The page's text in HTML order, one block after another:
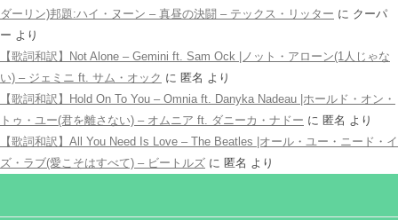
ダーリン)邦題:ハイ・ヌーン – 真昼の決闘 – テックス・リッター に クーパ
ー より
【歌詞和訳】Not Alone – Gemini ft. Sam Ock |ノット・アローン(1人じゃな
い) – ジェミニ ft. サム・オック に 匿名 より
【歌詞和訳】Hold On To You – Omnia ft. Danyka Nadeau |ホールド・オン・
トゥ・ユー(君を離さない) – オムニア ft. ダニーカ・ナドー に 匿名 より
【歌詞和訳】All You Need Is Love – The Beatles |オール・ユー・ニード・イ
ズ・ラブ(愛こそはすべて) – ビートルズ に 匿名 より